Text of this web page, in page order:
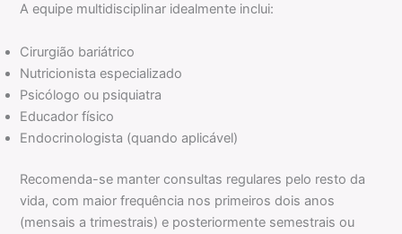
A equipe multidisciplinar idealmente inclui:
Cirurgião bariátrico
Nutricionista especializado
Psicólogo ou psiquiatra
Educador físico
Endocrinologista (quando aplicável)
Recomenda-se manter consultas regulares pelo resto da
vida, com maior frequência nos primeiros dois anos
(mensais a trimestrais) e posteriormente semestrais ou